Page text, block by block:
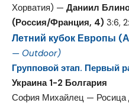
Хорватия) — Даниил
(Россия/Франция, 4) 3:6,
Летний кубок Европы
— Outdoor)
Групповой этап. Первый
Украина 1-2 Болгария
София Михайлец — Росица